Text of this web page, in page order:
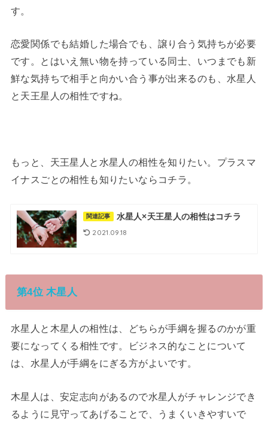
す。
恋愛関係でも結婚した場合でも、譲り合う気持ちが必要
です。とはいえ無い物を持っている同士、いつまでも新
鮮な気持ちで相手と向かい合う事が出来るのも、水星人
と天王星人の相性ですね。
もっと、天王星人と水星人の相性を知りたい。プラスマ
イナスごとの相性も知りたいならコチラ。
関連記事 水星人×天王星人の相性はコチラ
2021.09.18
第4位 木星人
水星人と木星人の相性は、どちらが手綱を握るのかが重
要になってくる相性です。ビジネス的なことについて
は、水星人が手綱をにぎる方がよいです。
木星人は、安定志向があるので水星人がチャレンジでき
るように見守ってあげることで、うまくいきやすいで